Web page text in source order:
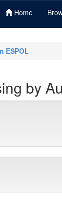
Home
ESPOL
by